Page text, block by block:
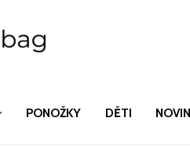
PONOŽKY DĚTI